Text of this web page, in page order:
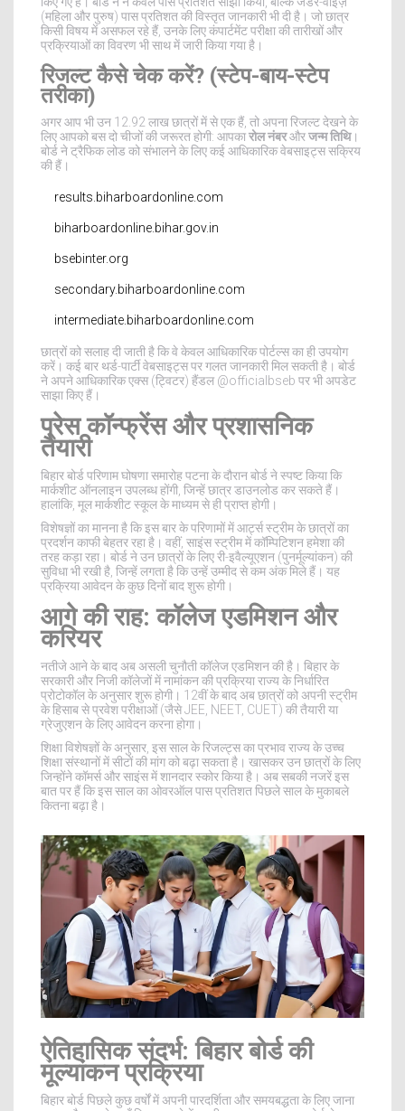
(महिला और पुरुष) पास प्रतिशत की विस्तृत जानकारी भी दी है। जो छात्र
किसी विषय में असफल रहे हैं, उनके लिए कंपार्टमेंट परीक्षा की तारीखों और
प्रक्रियाओं का विवरण भी साथ में जारी किया गया है।
रिजल्ट कैसे चेक करें? (स्टेप-बाय-स्टेप
तरीका)
अगर आप भी उन 12.92 लाख छात्रों में से एक हैं, तो अपना रिजल्ट देखने के
लिए आपको बस दो चीजों की जरूरत होगी: आपकारोल नंबरऔरजन्म तिथि।
बोर्ड ने ट्रैफिक लोड को संभालने के लिए कई आधिकारिक वेबसाइट्स सक्रिय
की हैं।
results.biharboardonline.com
biharboardonline.bihar.gov.in
bsebinter.org
secondary.biharboardonline.com
intermediate.biharboardonline.com
छात्रों को सलाह दी जाती है कि वे केवल आधिकारिक पोर्टल्स का ही उपयोग
करें। कई बार थर्ड-पार्टी वेबसाइट्स पर गलत जानकारी मिल सकती है। बोर्ड
ने अपने आधिकारिक एक्स (ट्विटर) हैंडल @officialbseb पर भी अपडेट
साझा किए हैं।
प्रेस कॉन्फ्रेंस और प्रशासनिक
तैयारी
बिहार बोर्ड परिणाम घोषणा समारोहपटनाके दौरान बोर्ड ने स्पष्ट किया कि
मार्कशीट ऑनलाइन उपलब्ध होंगी, जिन्हें छात्र डाउनलोड कर सकते हैं।
हालांकि, मूल मार्कशीट स्कूल के माध्यम से ही प्राप्त होगी।
विशेषज्ञों का मानना है कि इस बार के परिणामों में आर्ट्स स्ट्रीम के छात्रों का
प्रदर्शन काफी बेहतर रहा है। वहीं, साइंस स्ट्रीम में कॉम्पिटिशन हमेशा की
तरह कड़ा रहा। बोर्ड ने उन छात्रों के लिए री-इवैल्यूएशन (पुनर्मूल्यांकन) की
सुविधा भी रखी है, जिन्हें लगता है कि उन्हें उम्मीद से कम अंक मिले हैं। यह
प्रक्रिया आवेदन के कुछ दिनों बाद शुरू होगी।
आगे की राह: कॉलेज एडमिशन और
करियर
नतीजे आने के बाद अब असली चुनौती कॉलेज एडमिशन की है। बिहार के
सरकारी और निजी कॉलेजों में नामांकन की प्रक्रिया राज्य के निर्धारित
प्रोटोकॉल के अनुसार शुरू होगी। 12वीं के बाद अब छात्रों को अपनी स्ट्रीम
के हिसाब से प्रवेश परीक्षाओं (जैसे JEE, NEET, CUET) की तैयारी या
ग्रेजुएशन के लिए आवेदन करना होगा।
शिक्षा विशेषज्ञों के अनुसार, इस साल के रिजल्ट्स का प्रभाव राज्य के उच्च
शिक्षा संस्थानों में सीटों की मांग को बढ़ा सकता है। खासकर उन छात्रों के लिए
जिन्होंने कॉमर्स और साइंस में शानदार स्कोर किया है। अब सबकी नजरें इस
बात पर हैं कि इस साल का ओवरऑल पास प्रतिशत पिछले साल के मुकाबले
कितना बढ़ा है।
ऐतिहासिक संदर्भ: बिहार बोर्ड की
मूल्यांकन प्रक्रिया
बिहार बोर्ड पिछले कुछ वर्षों में अपनी पारदर्शिता और समयबद्धता के लिए जाना